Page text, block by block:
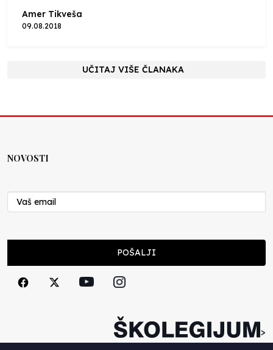
Amer Tikveša
09.08.2018
UČITAJ VIŠE ČLANAKA
NOVOSTI
POŠALJI
>